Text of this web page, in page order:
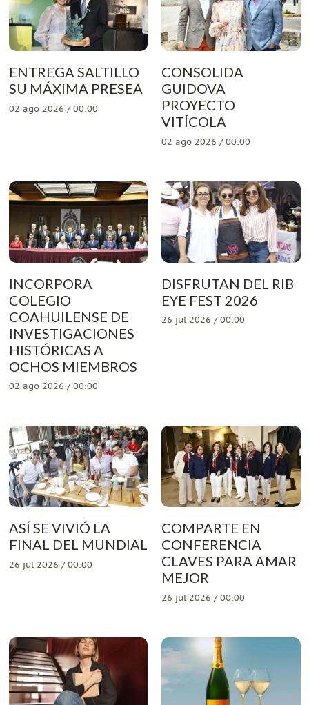
ENTREGA SALTILLO
SU MÁXIMA PRESEA
02 ago 2026 / 00:00
CONSOLIDA
GUIDOVA
PROYECTO
VITÍCOLA
02 ago 2026 / 00:00
INCORPORA
COLEGIO
COAHUILENSE DE
INVESTIGACIONES
HISTÓRICAS A
OCHOS MIEMBROS
02 ago 2026 / 00:00
DISFRUTAN DEL RIB
EYE FEST 2026
26 jul 2026 / 00:00
ASÍ SE VIVIÓ LA
FINAL DEL MUNDIAL
26 jul 2026 / 00:00
COMPARTE EN
CONFERENCIA
CLAVES PARA AMAR
MEJOR
26 jul 2026 / 00:00